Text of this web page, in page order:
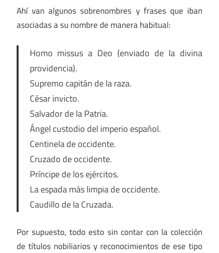
Ahí van algunos sobrenombres y frases que iban
asociadas a su nombre de manera habitual:
Homo missus a Deo (enviado de la divina
providencia).
Supremo capitán de la raza.
César invicto.
Salvador de la Patria.
Ángel custodio del imperio español.
Centinela de occidente.
Cruzado de occidente.
Príncipe de los ejércitos.
La espada más limpia de occidente.
Caudillo de la Cruzada.
Por supuesto, todo esto sin contar con la colección
de títulos nobiliarios y reconocimientos de ese tipo